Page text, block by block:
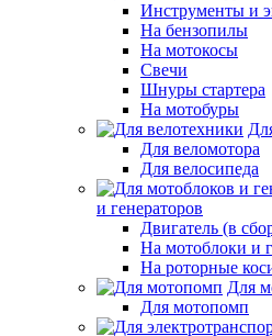
Инструменты и
На бензопилы
На мотокосы
Свечи
Шнуры стартера
На мотобуры
Для веломотора
Для велосипеда
и генераторов
Двигатель (в
На мотоблоки и
На роторные
Для
Для мотопомп